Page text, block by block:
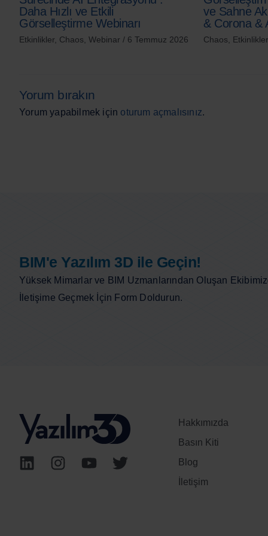
Daha Hızlı ve Etkili
Görselleştirme Webinarı
Etkinlikler Chaos Webinar / 6 Temmuz 2026
ve Sahne
& Corona &
Chaos Etkinlikler
Yorum bırakın
Yorum yapabilmek için oturum açmalısınız.
BIM'e Yazılım 3D ile Geçin!
Yüksek Mimarlar ve BIM Uzmanlarından Oluşan
İletişime Geçmek İçin Form Doldurun.
Hakkımızda
Basın Kiti
Blog
İletişim